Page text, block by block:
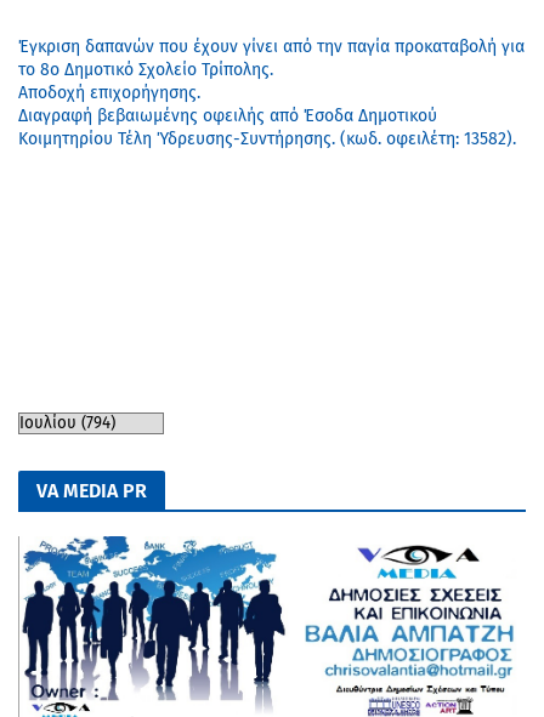
Έγκριση δαπανών που έχουν γίνει από την παγία προκαταβολή για
το 8ο Δημοτικό Σχολείο Τρίπολης.
Αποδοχή επιχορήγησης.
Διαγραφή βεβαιωμένης οφειλής από Έσοδα Δημοτικού
Κοιμητηρίου Τέλη Ύδρευσης-Συντήρησης. (κωδ. οφειλέτη: 13582).
VA MEDIA PR